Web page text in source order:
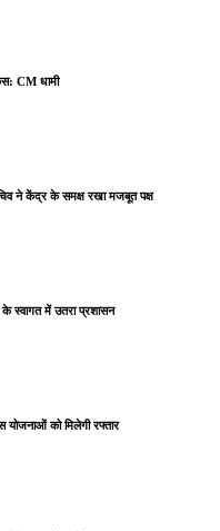
CM धामी
ने केंद्र के समक्ष रखा मजबूत पक्ष
के स्वागत में उतरा प्रशासन
योजनाओं को मिलेगी रफ्तार